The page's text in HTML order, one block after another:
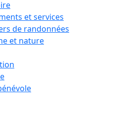
et services
de randonnées
et nature